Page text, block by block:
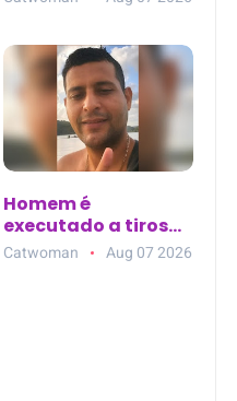
plantação de
Rio (PA)
Homem é
executado a tiros
dentro de carro em
Catwoman Aug 07 2026